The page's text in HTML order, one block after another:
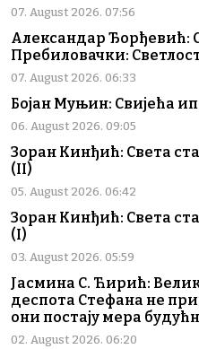
07. August 2026. 07:56
Александар Ђорђевић:
Пребиловачки:
07. August 2026. 06:33
Бојан Муњин: Свијећа
06. August 2026. 09:05
Зоран Кинђић: Света
(II)
05. August 2026. 06:42
Зоран Кинђић: Света
(I)
03. August 2026. 05:59
Јасмина С. Ћирић:
деспота Стефана не
они постају мера
02. August 2026. 06:20